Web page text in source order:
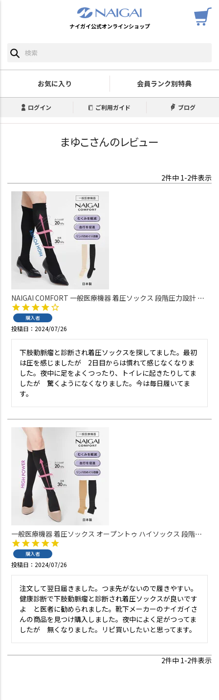
ナイガイ公式オンラインショップ
お気に入り 会員ランク別特典
ログイン ご利用ガイド ブログ
まゆこさんのレビュー
2件中 1-2件表示
NAIGAI COMFORT 一般医療機器 着圧ソックス 段階圧力設計 足
首 30hPa ふくらはぎ 20hPa レディース【365日最短翌日発送】
03070326
購入者
投稿日 2024/07/26
下肢動脈瘤と診断され着圧ソックスを探してました。最初
は圧を感じましたが　2日目からは慣れて感じなくなりま
した。夜中に足をよくつったり、トイレに起きたりしてま
したが　驚くようになくなりました。今は毎日履いてま
す。
一般医療機器 着圧ソックス オープントゥ ハイソックス 段階圧
力設計 足首 30hPa ふくらはぎ 20hPa レディース 【365日最短翌
日発送商品】03070324
購入者
投稿日 2024/07/26
注文して翌日届きました。つま先がないので履きやすい。
健康診断で下肢動脈瘤と診断され着圧ソックスが良いです
よ　と医者に勧められました。靴下メーカーのナイガイさ
んの商品を見つけ購入しました。夜中によく足がつってま
したが　無くなりました。リピ買いしたいと思ってます。
2件中 1-2件表示